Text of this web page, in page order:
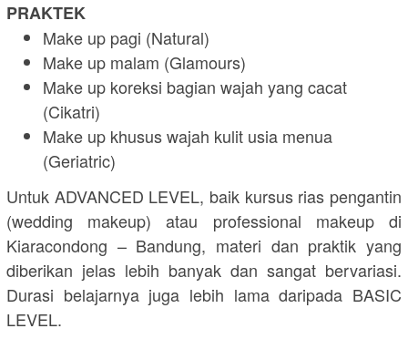
PRAKTEK
Make up pagi (Natural)
Make up malam (Glamours)
Make up koreksi bagian wajah yang cacat
(Cikatri)
Make up khusus wajah kulit usia menua
(Geriatric)
Untuk ADVANCED LEVEL, baik kursus rias pengantin
(wedding makeup) atau professional makeup di
Kiaracondong – Bandung, materi dan praktik yang
diberikan jelas lebih banyak dan sangat bervariasi.
Durasi belajarnya juga lebih lama daripada BASIC
LEVEL.